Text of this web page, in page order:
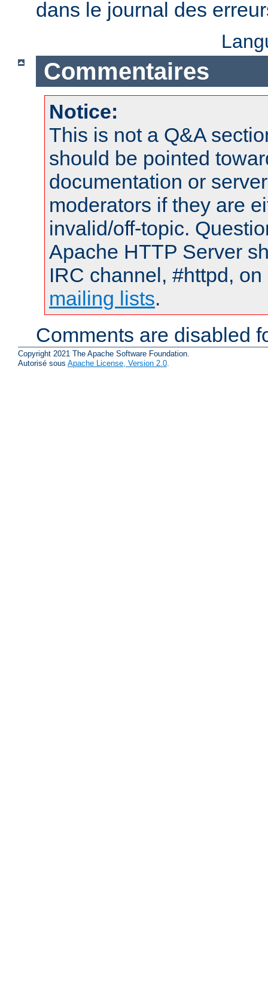
dans le journal des
Commentaires
Notice:
This is not a Q&A
should be pointed
documentation or
moderators if they are
invalid/off-topic.
Apache HTTP Server
IRC channel, #httpd,
mailing lists.
Comments are disabled
Copyright 2021 The Apache Software Foundation.
Autorisé sous Apache License, Version 2.0